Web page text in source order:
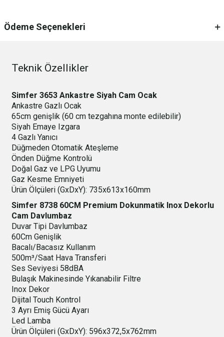
Ödeme Seçenekleri
Teknik Özellikler
Simfer 3653 Ankastre Siyah Cam Ocak
Ankastre Gazlı Ocak
65cm genişlik (60 cm tezgahına monte edilebilir)
Siyah Emaye Izgara
4 Gazlı Yanıcı
Düğmeden Otomatik Ateşleme
Önden Düğme Kontrolü
Doğal Gaz ve LPG Uyumu
Gaz Kesme Emniyeti
Ürün Ölçüleri (GxDxY): 735x613x160mm
Simfer 8738 60CM Premium Dokunmatik Inox Dekorlu
Cam Davlumbaz
Duvar Tipi Davlumbaz
60Cm Genişlik
Bacalı/Bacasız Kullanım
500m³/Saat Hava Transferi
Ses Seviyesi 58dBA
Bulaşık Makinesinde Yıkanabilir Filtre
Inox Dekor
Dijital Touch Kontrol
3 Ayrı Emiş Gücü Ayarı
Led Lamba
Ürün Ölçüleri (GxDxY): 596x372,5x762mm